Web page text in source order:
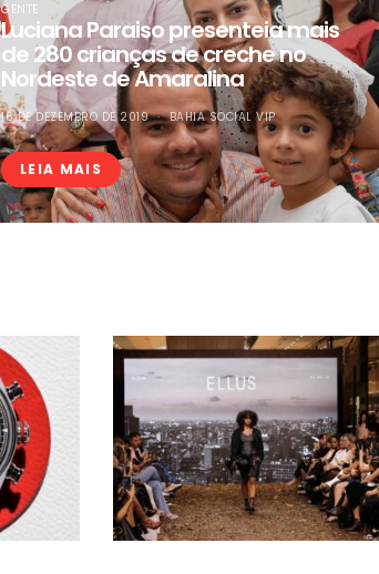
GENTE
Luciana Paraiso presenteia mais
de 280 crianças de creche no
Nordeste de Amaralina
16 DE DEZEMBRO DE 2019 BAHIA SOCIAL VIP
LEIA MAIS